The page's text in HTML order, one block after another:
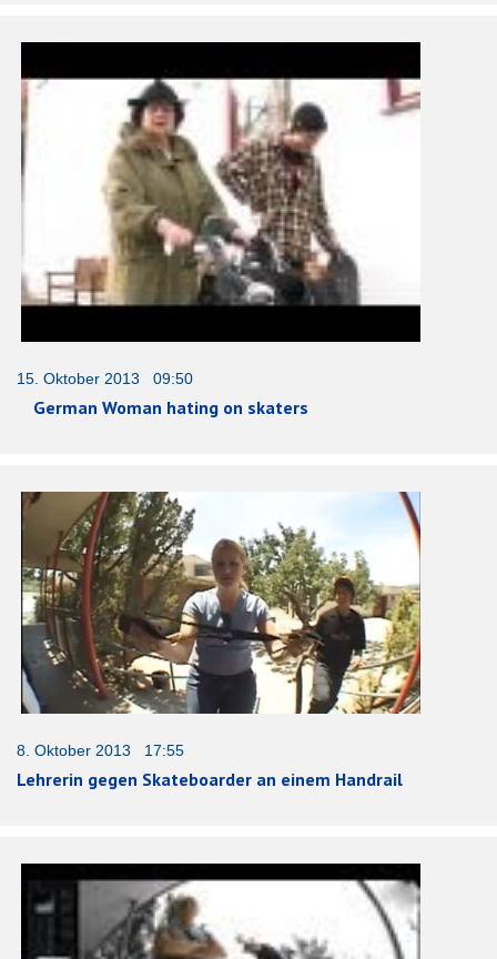
15. Oktober 2013 09:50
German Woman hating on skaters
8. Oktober 2013 17:55
Lehrerin gegen Skateboarder an einem Handrail